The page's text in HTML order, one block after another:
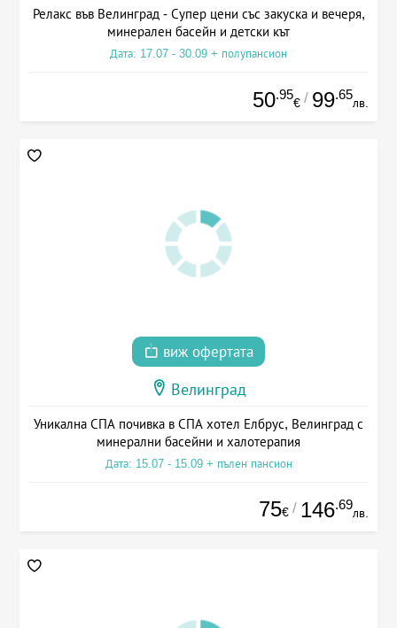
Релакс във Велинград - Супер цени със закуска и вечеря,
минерален басейн и детски кът
Дата: 17.07 - 30.09 + полупансион
50.95
€ / 99.65
лв.
виж офертата
Велинград
Уникална СПА почивка в СПА хотел Елбрус, Велинград с
минерални басейни и халотерапия
Дата: 15.07 - 15.09 + пълен пансион
75€ / 146.69
лв.